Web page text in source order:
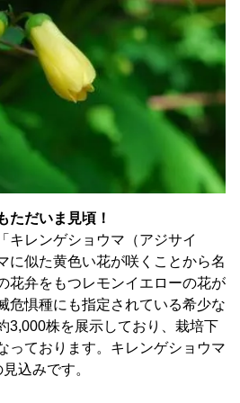
ただいま見頃！
キレンゲショウマ（アジサイ
に似た黄色い花が咲くことから名
花弁をもつレモンイエローの花が
危惧種にも指定されている希少な
3,000株を展示しており、栽培下
っております。キレンゲショウマ
込みです。